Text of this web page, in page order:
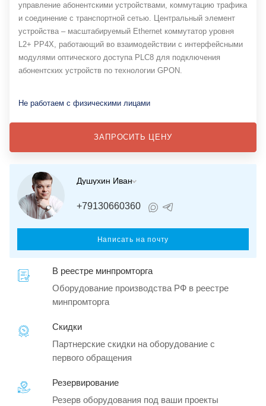
управление абонентскими устройствами, коммутацию трафика
и соединение с транспортной сетью. Центральный элемент
устройства – масштабируемый Ethernet коммутатор уровня
L2+ PP4X, работающий во взаимодействии с интерфейсными
модулями оптического доступа PLC8 для подключения
абонентских устройств по технологии GPON.
Не работаем с физическими лицами
ЗАПРОСИТЬ ЦЕНУ
Душухин Иван
+79130660360
Написать на почту
В реестре минпромторга
Оборудование производства РФ в реестре
минпромторга
Скидки
Партнерские скидки на оборудование с
первого обращения
Резервирование
Резерв оборудования под ваши проекты